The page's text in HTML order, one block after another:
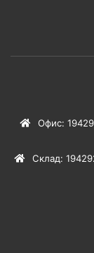
Офис:
Склад: